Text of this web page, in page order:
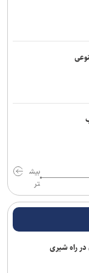
و جدال با نماینده
رشته‌های دیگر را
و عدم رسمی شدن
دارم/ توانایی
لیگ برتر شرکت
مراکش رسید
بیش
تر
در راه شیری